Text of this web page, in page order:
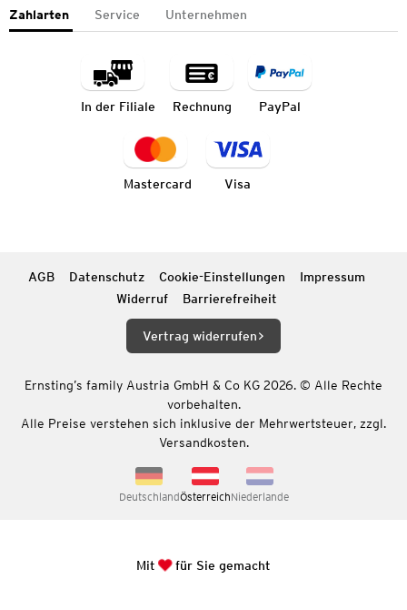
Zahlarten Service Unternehmen
In der Filiale Rechnung PayPal
Mastercard Visa
AGB Datenschutz Cookie-Einstellungen
Impressum
Widerruf
Barrierefreiheit
Vertrag widerrufen
Ernsting’s family Austria GmbH & Co KG 2026. © Alle Rechte
vorbehalten.
Alle Preise verstehen sich inklusive der Mehrwertsteuer, zzgl.
Versandkosten.
DeutschlandÖsterreichNiederlande
Mit für Sie gemacht